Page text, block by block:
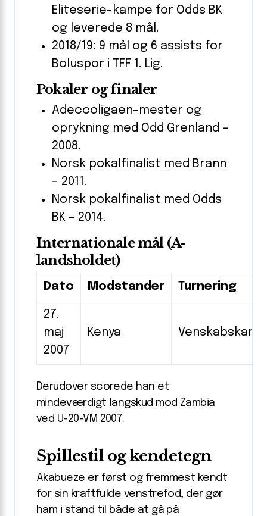
Eliteserie-kampe for Odds BK
og leverede 8 mål.
2018/19: 9 mål og 6 assists for
Boluspor i TFF 1. Lig.
Pokaler og finaler
Adeccoligaen-mester og
oprykning med Odd Grenland –
2008.
Norsk pokalfinalist med Brann
– 2011.
Norsk pokalfinalist med Odds
BK – 2014.
Internationale mål (A-
landsholdet)
Dato Modstander Turnering
27.
maj
2007
Kenya Venskabskamp
Derudover scorede han et
mindeværdigt langskud mod Zambia
ved U-20-VM 2007.
Spillestil og kendetegn
Akabueze er først og fremmest kendt
for sin kraftfulde venstrefod, der gør
ham i stand til både at gå på